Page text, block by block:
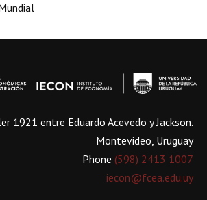
1921 entre Eduardo Acevedo y Jackson.
Montevideo, Uruguay
Phone (598) 2413 1007
iecon@fcea.edu.uy